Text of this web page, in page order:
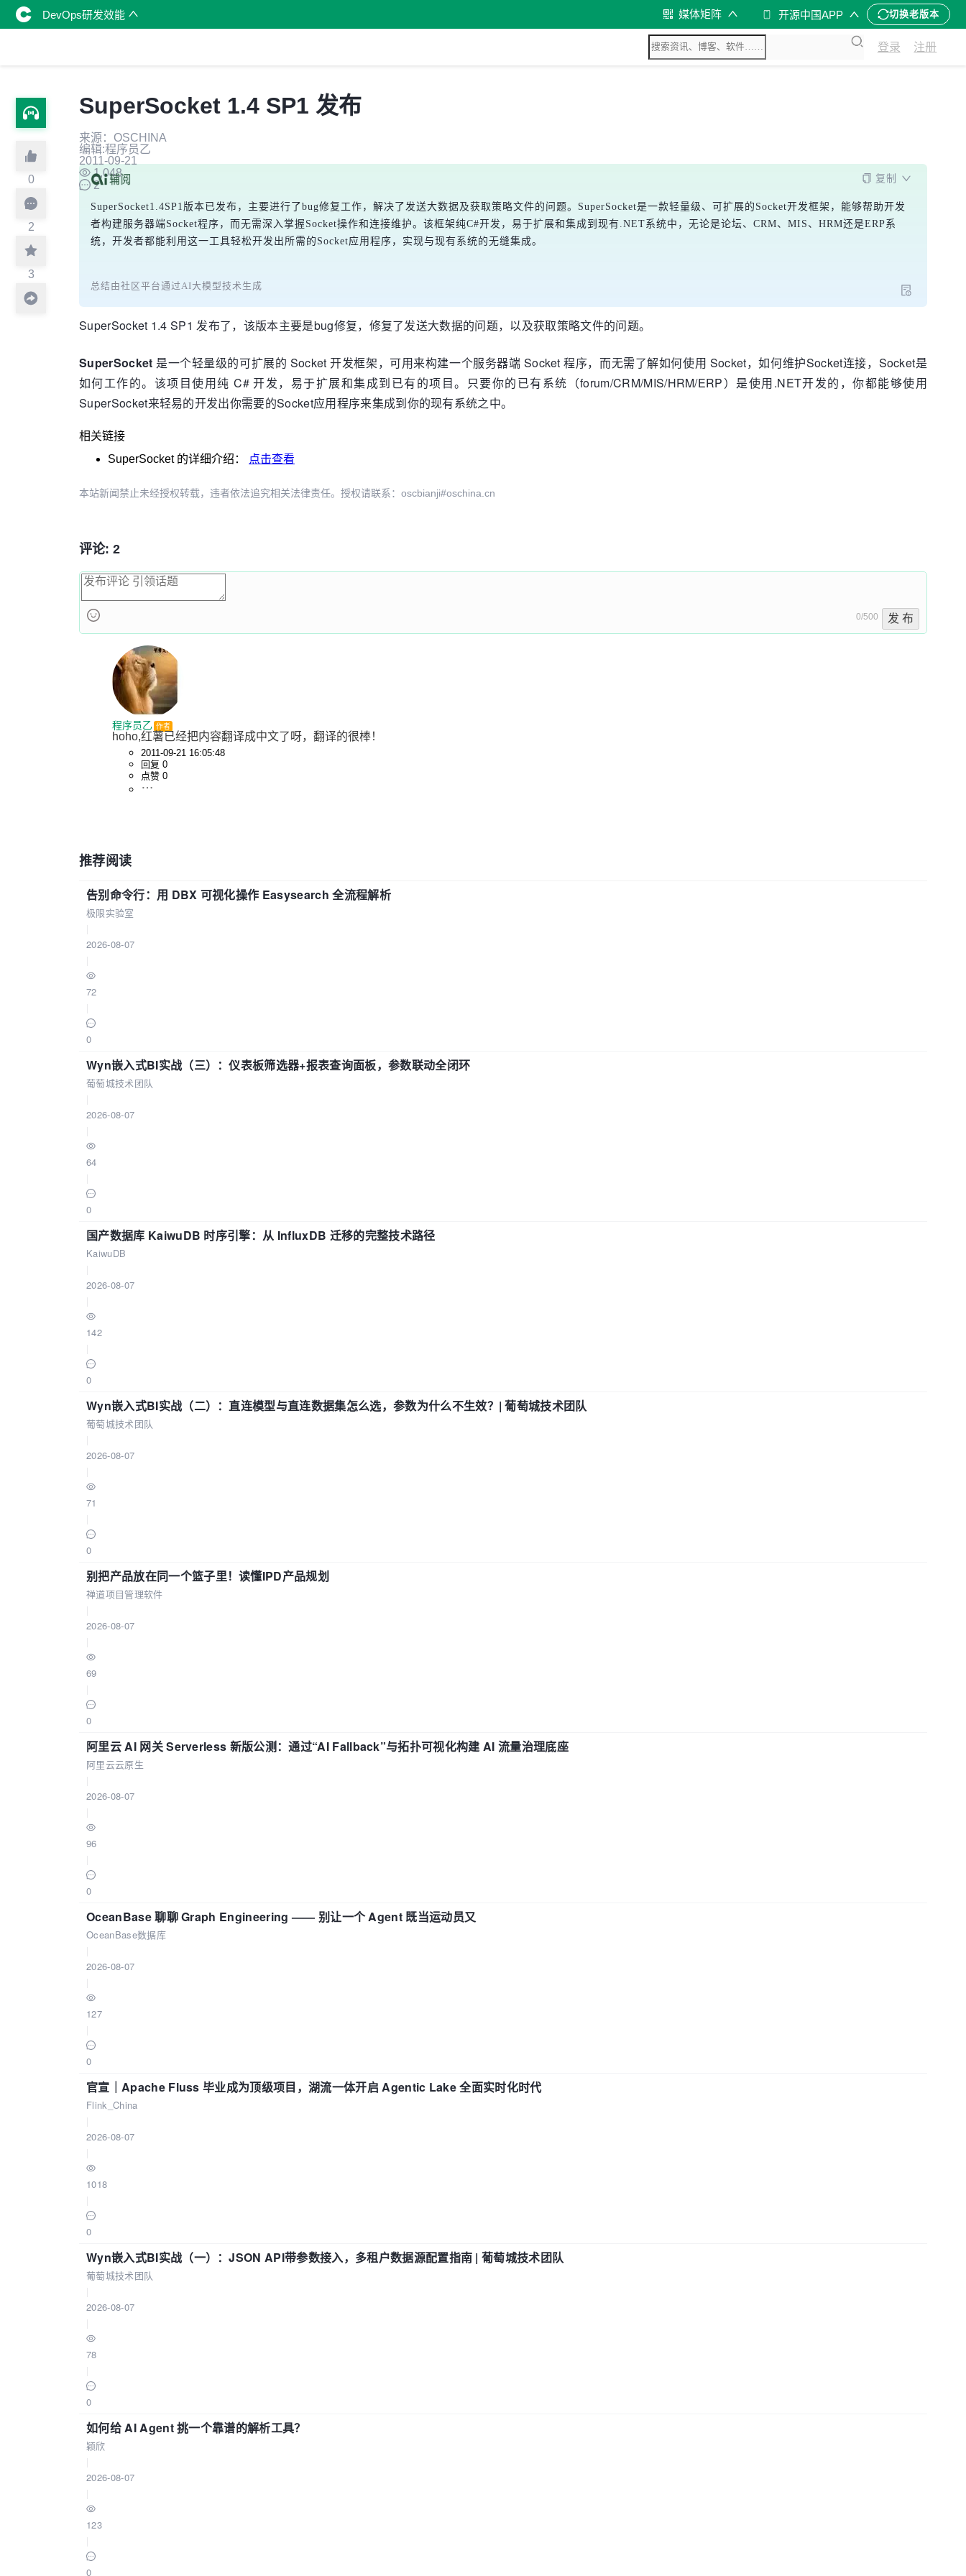
DevOps研发效能 媒体矩阵 开源中国APP 切换老版本
登录 注册
0
2
3
SuperSocket 1.4 SP1 发布
来源：OSCHINA
编辑:程序员乙
2011-09-21
1,048
2
复制
SuperSocket1.4SP1版本已发布，主要进行了bug修复工作，解决了发送大数据及获取策略文件的问题。SuperSocket是一款轻量级、可扩展的Socket开发框架，能够帮助开发
者构建服务器端Socket程序，而无需深入掌握Socket操作和连接维护。该框架纯C#开发，易于扩展和集成到现有.NET系统中，无论是论坛、CRM、MIS、HRM还是ERP系
统，开发者都能利用这一工具轻松开发出所需的Socket应用程序，实现与现有系统的无缝集成。
总结由社区平台通过AI大模型技术生成
SuperSocket 1.4 SP1 发布了，该版本主要是bug修复，修复了发送大数据的问题，以及获取策略文件的问题。
SuperSocket 是一个轻量级的可扩展的 Socket 开发框架，可用来构建一个服务器端 Socket 程序，而无需了解如何使用 Socket，如何维护Socket连接，Socket是
如何工作的。该项目使用纯 C# 开发，易于扩展和集成到已有的项目。只要你的已有系统（forum/CRM/MIS/HRM/ERP）是使用.NET开发的，你都能够使用
SuperSocket来轻易的开发出你需要的Socket应用程序来集成到你的现有系统之中。
相关链接
SuperSocket的详细介绍： 点击查看
本站新闻禁止未经授权转载，违者依法追究相关法律责任。授权请联系：oscbianji#oschina.cn
评论: 2
0/500 发 布
程序员乙 作者
hoho,红薯已经把内容翻译成中文了呀，翻译的很棒！
2011-09-21 16:05:48
回复 0
点赞 0
推荐阅读
告别命令行：用 DBX 可视化操作 Easysearch 全流程解析
极限实验室
2026-08-07
72
0
Wyn嵌入式BI实战（三）：仪表板筛选器+报表查询面板，参数联动全闭环
葡萄城技术团队
2026-08-07
64
0
国产数据库 KaiwuDB 时序引擎：从 InfluxDB 迁移的完整技术路径
KaiwuDB
2026-08-07
142
0
Wyn嵌入式BI实战（二）：直连模型与直连数据集怎么选，参数为什么不生效？| 葡萄城技术团队
葡萄城技术团队
2026-08-07
71
0
别把产品放在同一个篮子里！读懂IPD产品规划
禅道项目管理软件
2026-08-07
69
0
阿里云 AI 网关 Serverless 新版公测：通过“AI Fallback”与拓扑可视化构建 AI 流量治理底座
阿里云云原生
2026-08-07
96
0
OceanBase 聊聊 Graph Engineering —— 别让一个 Agent 既当运动员又
OceanBase数据库
2026-08-07
127
0
官宣｜Apache Fluss 毕业成为顶级项目，湖流一体开启 Agentic Lake 全面实时化时代
Flink_China
2026-08-07
1018
0
Wyn嵌入式BI实战（一）：JSON API带参数接入，多租户数据源配置指南 | 葡萄城技术团队
葡萄城技术团队
2026-08-07
78
0
如何给 AI Agent 挑一个靠谱的解析工具？
颖欣
2026-08-07
123
0